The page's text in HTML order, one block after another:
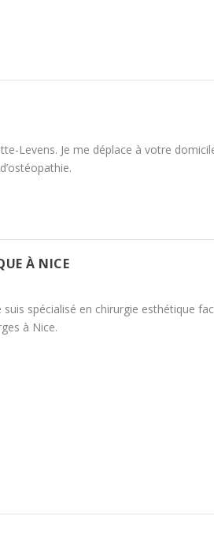
Levens. Je me déplace à votre
À NICE
spécialisé en chirurgie esthétique
à Nice.